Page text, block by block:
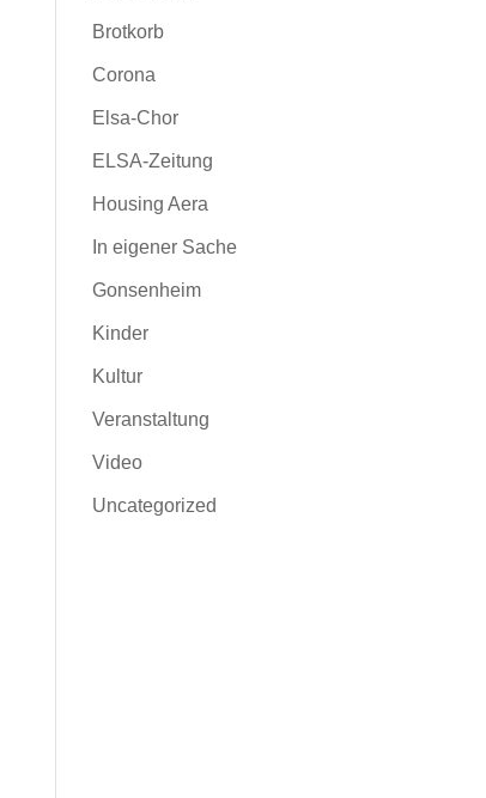
Brotkorb
Corona
Elsa-Chor
ELSA-Zeitung
Housing Aera
In eigener Sache
Gonsenheim
Kinder
Kultur
Veranstaltung
Video
Uncategorized